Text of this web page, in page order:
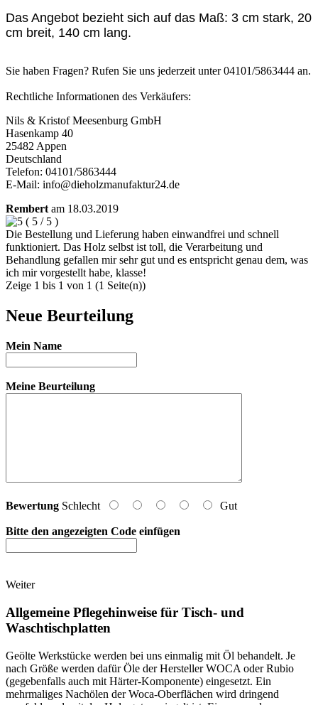
Das Angebot bezieht sich auf das Maß: 3 cm stark, 20
cm breit, 140 cm lang.
Sie haben Fragen? Rufen Sie uns jederzeit unter 04101/5863444 an.
Rechtliche Informationen des Verkäufers:
Nils & Kristof Meesenburg GmbH
Hasenkamp 40
25482 Appen
Deutschland
Telefon: 04101/5863444
E-Mail: info@dieholzmanufaktur24.de
Rembert am 18.03.2019
( 5 / 5 )
Die Bestellung und Lieferung haben einwandfrei und schnell
funktioniert. Das Holz selbst ist toll, die Verarbeitung und
Behandlung gefallen mir sehr gut und es entspricht genau dem, was
ich mir vorgestellt habe, klasse!
Zeige 1 bis 1 von 1 (1 Seite(n))
Neue Beurteilung
Mein Name
Meine Beurteilung
Bewertung Schlecht Gut
Bitte den angezeigten Code einfügen
Weiter
Allgemeine Pflegehinweise für Tisch- und
Waschtischplatten
Geölte Werkstücke werden bei uns einmalig mit Öl behandelt. Je
nach Größe werden dafür Öle der Hersteller WOCA oder Rubio
(gegebenfalls auch mit Härter-Komponente) eingesetzt. Ein
mehrmaliges Nachölen der Woca-Oberflächen wird dringend